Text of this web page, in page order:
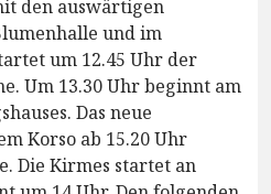
den auswärtigen
und im
um 12.45 Uhr der
Um 13.30 Uhr beginnt am
Das neue
Korso ab 15.20 Uhr
Die Kirmes startet an